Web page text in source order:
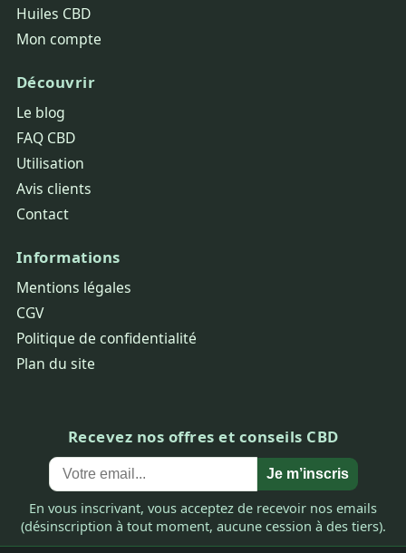
Huiles CBD
Mon compte
Découvrir
Le blog
FAQ CBD
Utilisation
Avis clients
Contact
Informations
Mentions légales
CGV
Politique de confidentialité
Plan du site
Recevez nos offres et conseils CBD
Je m’inscris
En vous inscrivant, vous acceptez de recevoir nos emails
(désinscription à tout moment, aucune cession à des tiers).